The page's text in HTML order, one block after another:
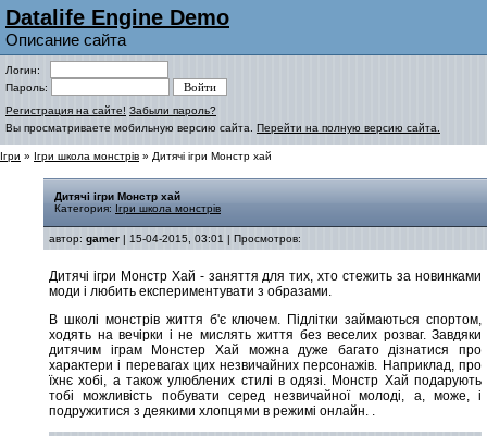
Datalife Engine Demo
Описание сайта
Логин:
Пароль:
Регистрация на сайте! Забыли пароль?
Вы просматриваете мобильную версию сайта. Перейти на полную версию сайта.
Ігри » Ігри школа монстрів » Дитячі ігри Монстр хай
Дитячі ігри Монстр хай
Категория: Ігри школа монстрів
автор: gamer | 15-04-2015, 03:01 | Просмотров:
Дитячі ігри Монстр Хай - заняття для тих, хто стежить за новинками
моди і любить експериментувати з образами.
В школі монстрів життя б'є ключем. Підлітки займаються спортом,
ходять на вечірки і не мислять життя без веселих розваг. Завдяки
дитячим іграм Монстер Хай можна дуже багато дізнатися про
характери і перевагах цих незвичайних персонажів. Наприклад, про
їхнє хобі, а також улюблених стилі в одязі. Монстр Хай подарують
тобі можливість побувати серед незвичайної молоді, а, може, і
подружитися з деякими хлопцями в режимі онлайн. .